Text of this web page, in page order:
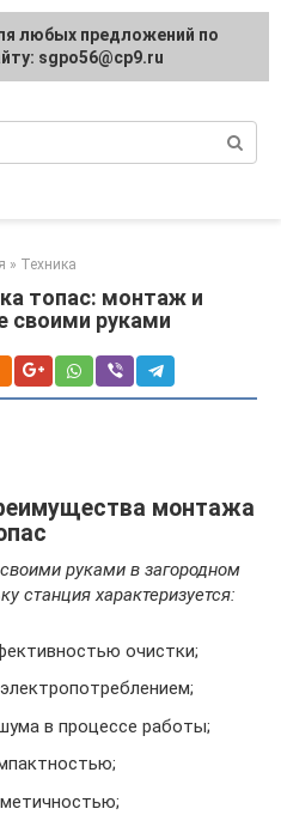
» Техника
топас: монтаж и
своими руками
монтажа
руками в загородном
станция характеризуется:
очистки;
в процессе работы;
любых предложений по
sgpo56@cp9.ru